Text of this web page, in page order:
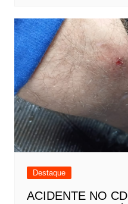
Destaque
ACIDENTE NO